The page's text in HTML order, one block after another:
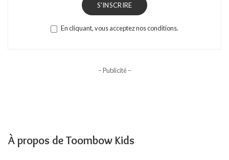
S'INSCRIRE
En cliquant, vous acceptez nos conditions.
– Publicité –
À propos de Toombow Kids